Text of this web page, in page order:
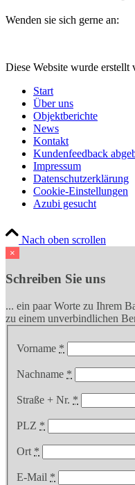
Wenden sie sich gerne an:
Diese Website wurde erstellt
Start
Über uns
Objektberichte
News
Kontakt
Kundenfeedback
Impressum
Datenschutzerklärung
Cookie-Einstellungen
Azubi gesucht
Nach oben scrollen
×
Schreiben Sie uns
... ein paar Worte zu Ihrem
zu einem unverbindlichen
Vorname *
Nachname *
Straße + Nr. *
PLZ *
Ort *
E-Mail *